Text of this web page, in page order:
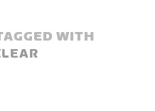
WITH